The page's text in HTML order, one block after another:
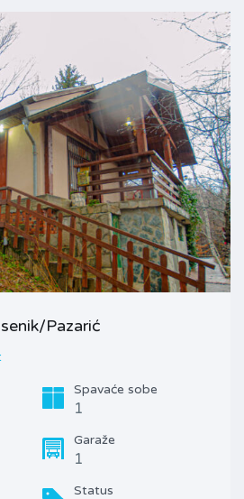
Pazarić
Spavaće sobe
1
Garaže
1
Status